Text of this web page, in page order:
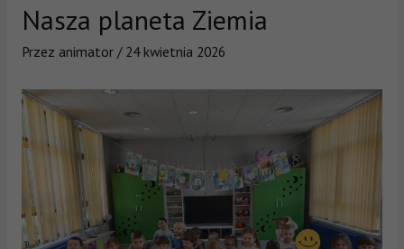
Nasza planeta Ziemia
Przez animator / 24 kwietnia 2026